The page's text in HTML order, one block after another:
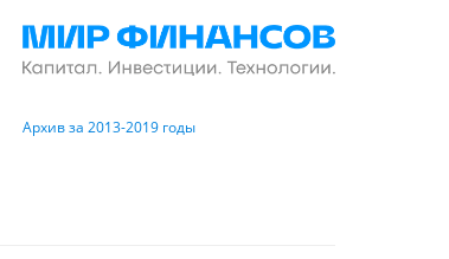
Архив за 2013-2019 годы